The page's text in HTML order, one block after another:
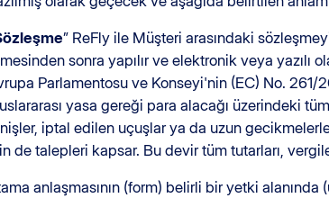
” ReFly ile Müşteri arasındaki
sonra yapılır ve elektronik veya
Parlamentosu ve Konseyi'nin (EC) No.
yasa gereği para alacağı üzerindeki
iptal edilen uçuşlar ya da uzun
de talepleri kapsar. Bu devir tüm tutarları,
anlaşmasının (form) belirli bir yetki